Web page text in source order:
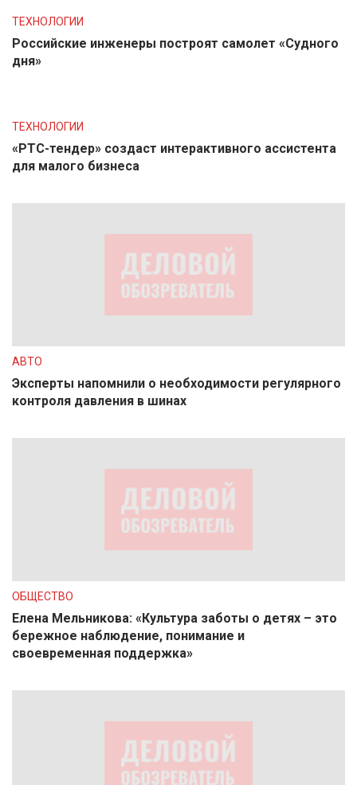
ТЕХНОЛОГИИ
Российские инженеры построят самолет «Судного
дня»
ТЕХНОЛОГИИ
«РТС-тендер» создаст интерактивного ассистента
для малого бизнеса
АВТО
Эксперты напомнили о необходимости регулярного
контроля давления в шинах
ОБЩЕСТВО
Елена Мельникова: «Культура заботы о детях – это
бережное наблюдение, понимание и
своевременная поддержка»